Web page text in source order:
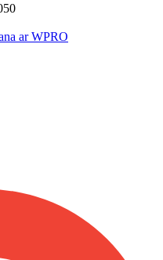
ar WPRO